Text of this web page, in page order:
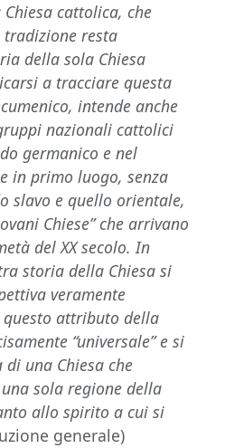
cattolica, che
resta
della sola Chiesa
a tracciare questa
intende anche
nazionali cattolici
germanico e nel
in primo luogo, senza
slavo e quello orientale,
Chiese” che arrivano
del XX secolo. In
storia della Chiesa si
veramente
questo attributo della
“universale” e si
di una Chiesa che
sola regione della
allo spirito a cui si
generale)